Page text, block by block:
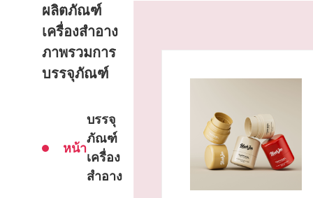
ผลิตภัณฑ์
เครื่องสำอาง
ภาพรวมการ
บรรจุภัณฑ์
หน้า
บรรจุ
ภัณฑ์
เครื่อง
สำอาง